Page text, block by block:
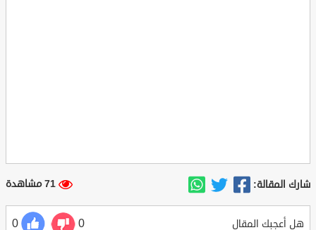
شارك المقالة: 71 مشاهدة
هل أعجبك المقال 0
0